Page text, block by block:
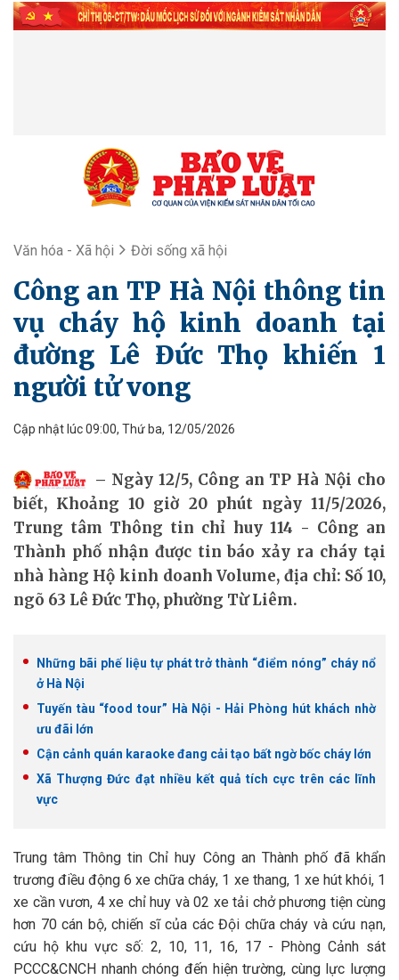
Văn hóa - Xã hội Đời sống xã hội
Công an TP Hà Nội thông tin
vụ cháy hộ kinh doanh tại
đường Lê Đức Thọ khiến 1
người tử vong
Cập nhật lúc 09:00, Thứ ba, 12/05/2026
Ngày 12/5, Công an TP Hà Nội cho
biết, Khoảng 10 giờ 20 phút ngày 11/5/2026,
Trung tâm Thông tin chỉ huy 114 - Công an
Thành phố nhận được tin báo xảy ra cháy tại
nhà hàng Hộ kinh doanh Volume, địa chỉ: Số 10,
ngõ 63 Lê Đức Thọ, phường Từ Liêm.
Những bãi phế liệu tự phát trở thành “điểm nóng” cháy nổ
ở Hà Nội
Tuyến tàu “food tour” Hà Nội - Hải Phòng hút khách nhờ
ưu đãi lớn
Cận cảnh quán karaoke đang cải tạo bất ngờ bốc cháy lớn
Xã Thượng Đức đạt nhiều kết quả tích cực trên các lĩnh
vực
Trung tâm Thông tin Chỉ huy Công an Thành phố đã khẩn
trương điều động 6 xe chữa cháy, 1 xe thang, 1 xe hút khói, 1
xe cần vươn, 4 xe chỉ huy và 02 xe tải chở phương tiện cùng
hơn 70 cán bộ, chiến sĩ của các Đội chữa cháy và cứu nạn,
cứu hộ khu vực số: 2, 10, 11, 16, 17 - Phòng Cảnh sát
PCCC&CNCH nhanh chóng đến hiện trường, cùng lực lượng